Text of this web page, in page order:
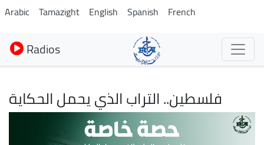
Aller
au
contenu
principal
Arabic Tamazight English Spanish French
Radios
فلسطين.. التراب الذي يحمل الحكاية
Image